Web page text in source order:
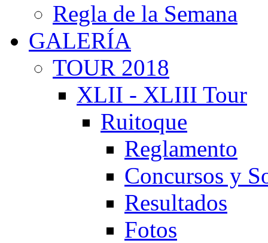
Regla de la Semana
GALERÍA
TOUR 2018
XLII - XLIII Tour
Ruitoque
Reglamento
Concursos y
Resultados
Fotos